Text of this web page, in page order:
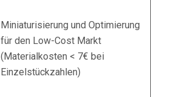
Miniaturisierung und Optimierung
für den Low-Cost Markt
(Materialkosten < 7€ bei
Einzelstückzahlen)